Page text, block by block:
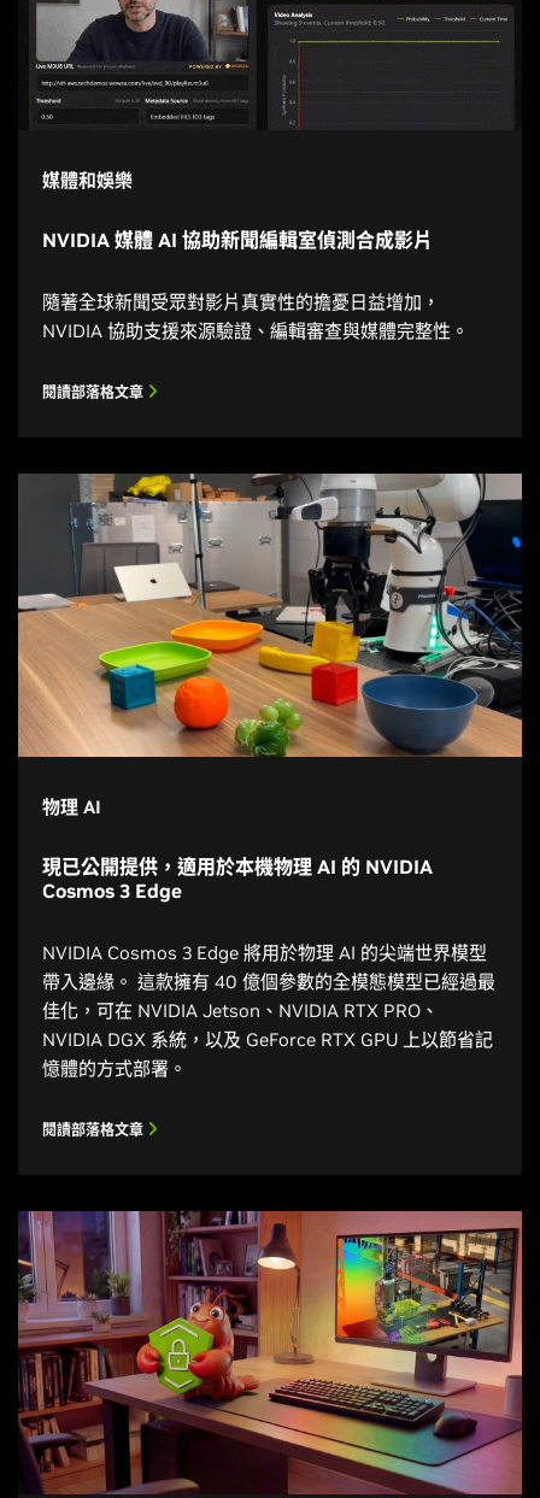
媒體和娛樂
NVIDIA 媒體 AI 協助新聞編輯室偵測合成影片
隨著全球新聞受眾對影片真實性的擔憂日益增加，
NVIDIA 協助支援來源驗證、編輯審查與媒體完整性。
閱讀部落格文章
物理 AI
現已公開提供，適用於本機物理 AI 的 NVIDIA
Cosmos 3 Edge
NVIDIA Cosmos 3 Edge 將用於物理 AI 的尖端世界模型
帶入邊緣。 這款擁有 40 億個參數的全模態模型已經過最
佳化，可在 NVIDIA Jetson、NVIDIA RTX PRO、
NVIDIA DGX 系統，以及 GeForce RTX GPU 上以節省記
憶體的方式部署。
閱讀部落格文章